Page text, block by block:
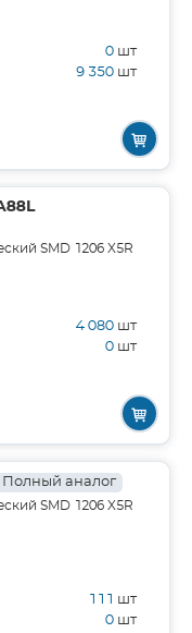
0 шт
9 350 шт
SMD 1206 X5R
4 080 шт
0 шт
Полный аналог
SMD 1206 X5R
111 шт
0 шт